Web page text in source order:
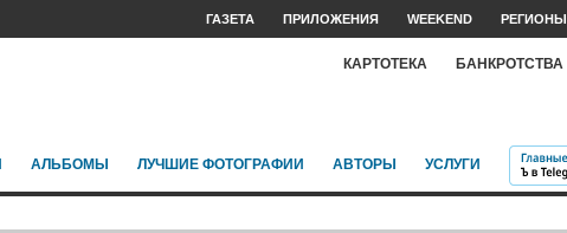
ГАЗЕТА ПРИЛОЖЕНИЯ WEEKEND РЕГИОНЫ
КАРТОТЕКА БАНКРОТСТВА
АЛЬБОМЫ ЛУЧШИЕ ФОТОГРАФИИ АВТОРЫ УСЛУГИ